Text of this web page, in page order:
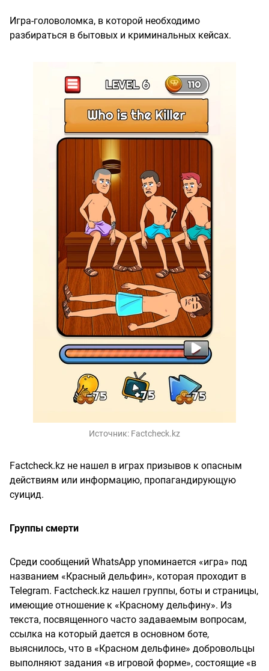
Игра-головоломка, в которой необходимо
разбираться в бытовых и криминальных кейсах.
Источник: Factcheck.kz
Factcheck.kz не нашел в играх призывов к опасным
действиям или информацию, пропагандирующую
суицид.
Группы смерти
Среди сообщений WhatsApp упоминается «игра» под
названием «Красный дельфин», которая проходит в
Telegram. Factcheck.kz нашел группы, боты и страницы,
имеющие отношение к «Красному дельфину». Из
текста, посвященного часто задаваемым вопросам,
ссылка на который дается в основном боте,
выяснилось, что в «Красном дельфине» добровольцы
выполняют задания «в игровой форме», состоящие «в